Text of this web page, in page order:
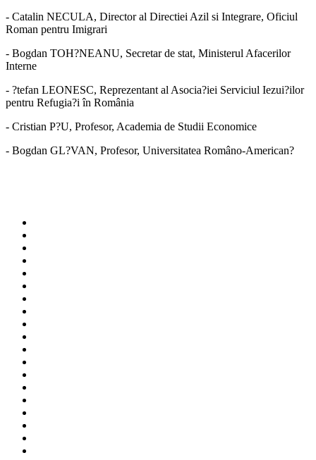
- Catalin NECULA, Director al Directiei Azil si Integrare, Oficiul
Roman pentru Imigrari
- Bogdan TOH?NEANU, Secretar de stat, Ministerul Afacerilor
Interne
- ?tefan LEONESC, Reprezentant al Asocia?iei Serviciul Iezui?ilor
pentru Refugia?i în România
- Cristian P?U, Profesor, Academia de Studii Economice
- Bogdan GL?VAN, Profesor, Universitatea Româno-American?